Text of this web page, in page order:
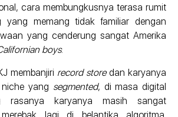
cara membungkusnya terasa rumit
yang memang tidak familiar dengan
yang cenderung sangat Amerika
boys.
membanjiri record storedan karyanya
yang segmented, di masa digital
rasanya karyanya masih sangat
lagi di belantika algoritma.